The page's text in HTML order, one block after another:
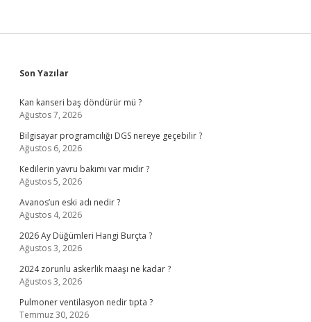
Sidebar
Son Yazılar
Kan kanseri baş döndürür mü ?
Ağustos 7, 2026
Bilgisayar programcılığı DGS nereye geçebilir ?
Ağustos 6, 2026
Kedilerin yavru bakımı var mıdır ?
Ağustos 5, 2026
Avanos’un eski adı nedir ?
Ağustos 4, 2026
2026 Ay Düğümleri Hangi Burçta ?
Ağustos 3, 2026
2024 zorunlu askerlik maaşı ne kadar ?
Ağustos 3, 2026
Pulmoner ventilasyon nedir tıpta ?
Temmuz 30, 2026